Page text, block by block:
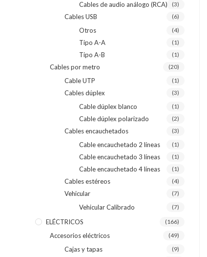
Cables de audio análogo (RCA) (3)
Cables USB (6)
Otros (4)
Tipo A-A (1)
Tipo A-B (1)
Cables por metro (20)
Cable UTP (1)
Cables dúplex (3)
Cable dúplex blanco (1)
Cable dúplex polarizado (2)
Cables encauchetados (3)
Cable encauchetado 2 líneas (1)
Cable encauchetado 3 líneas (1)
Cable encauchetado 4 líneas (1)
Cables estéreos (4)
Vehicular (7)
Vehicular Calibrado (7)
ELÉCTRICOS (166)
Accesorios eléctricos (49)
Cajas y tapas (9)